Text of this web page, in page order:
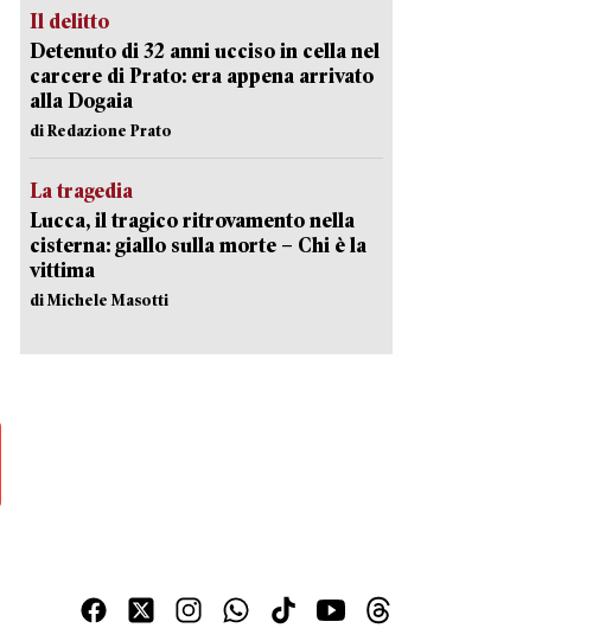
Il delitto
Detenuto di 32 anni ucciso in cella nel
carcere di Prato: era appena arrivato
alla Dogaia
di Redazione Prato
La tragedia
Lucca, il tragico ritrovamento nella
cisterna: giallo sulla morte – Chi è la
vittima
di Michele Masotti